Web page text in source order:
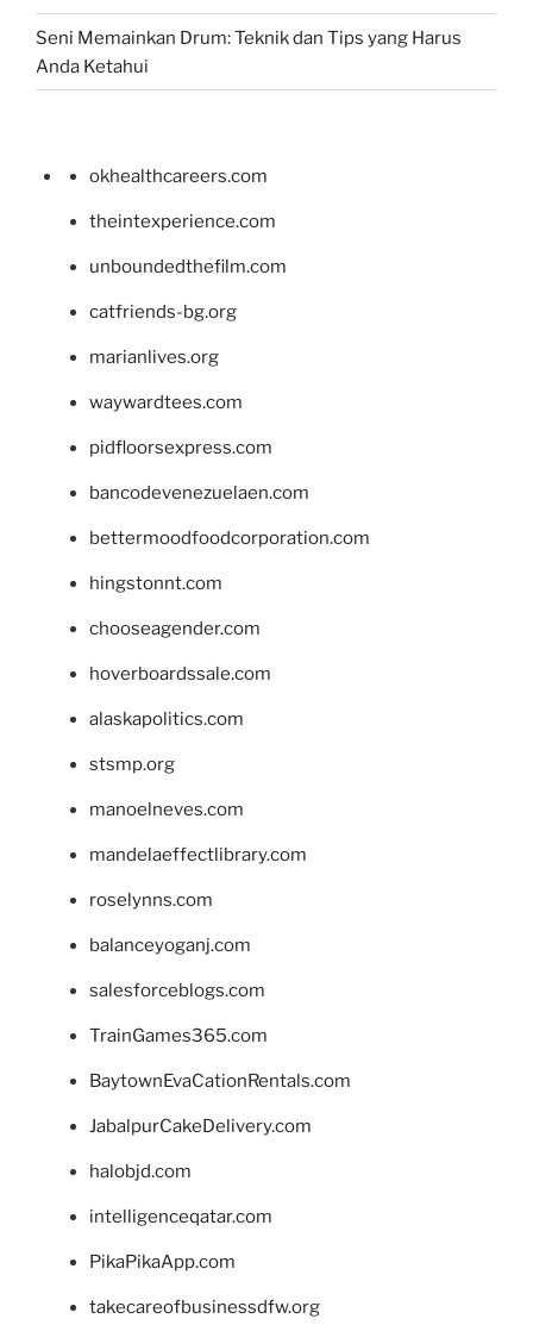
Seni Memainkan Drum: Teknik dan Tips yang Harus
Anda Ketahui
okhealthcareers.com
theintexperience.com
unboundedthefilm.com
catfriends-bg.org
marianlives.org
waywardtees.com
pidfloorsexpress.com
bancodevenezuelaen.com
bettermoodfoodcorporation.com
hingstonnt.com
chooseagender.com
hoverboardssale.com
alaskapolitics.com
stsmp.org
manoelneves.com
mandelaeffectlibrary.com
roselynns.com
balanceyoganj.com
salesforceblogs.com
TrainGames365.com
BaytownEvaCationRentals.com
JabalpurCakeDelivery.com
halobjd.com
intelligenceqatar.com
PikaPikaApp.com
takecareofbusinessdfw.org